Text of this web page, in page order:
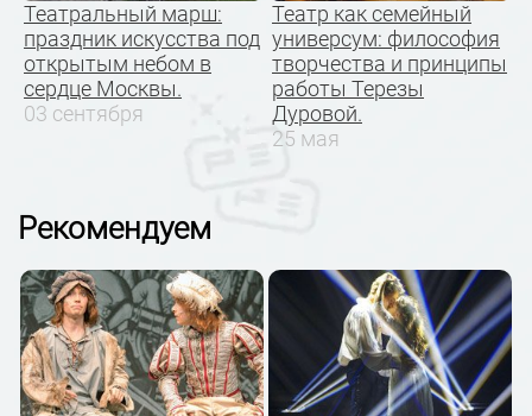
Театральный марш:
праздник искусства под
открытым небом в
сердце Москвы.
03 сентября
Театр как семейный
универсум: философия
творчества и принципы
работы Терезы
Дуровой.
25 мая
Рекомендуем